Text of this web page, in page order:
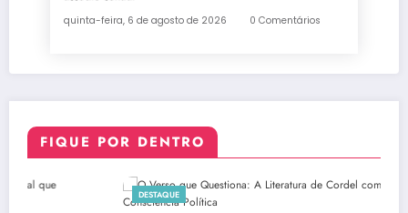
quinta-feira, 6 de agosto de 2026 0 Comentários
FIQUE POR DENTRO